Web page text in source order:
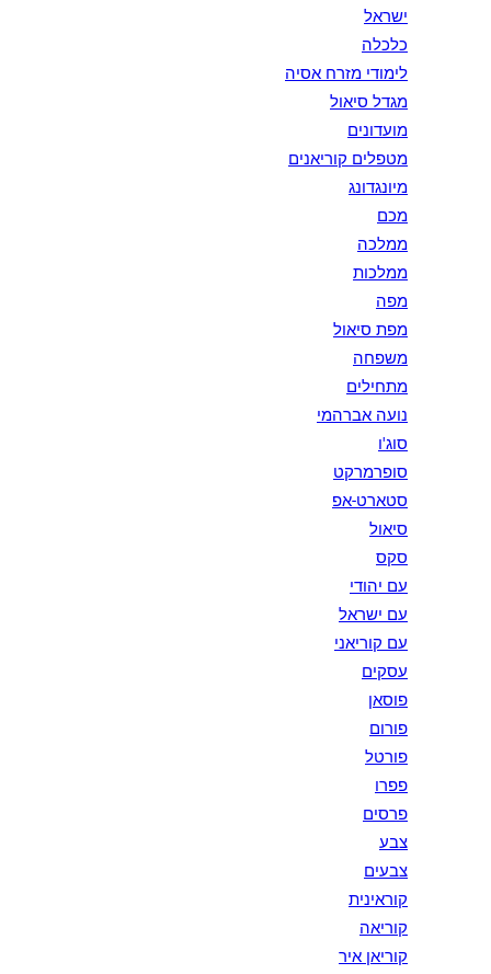
ישראל
כלכלה
לימודי מזרח אסיה
מגדל סיאול
מועדונים
מטפלים קוריאנים
מיונגדונג
מכם
ממלכה
ממלכות
מפה
מפת סיאול
משפחה
מתחילים
נועה אברהמי
סוג'ו
סופרמרקט
סטארט-אפ
סיאול
סקס
עם יהודי
עם ישראל
עם קוריאני
עסקים
פוסאן
פורום
פורטל
פפרו
פרסים
צבע
צבעים
קוראינית
קוריאה
קוריאן איר